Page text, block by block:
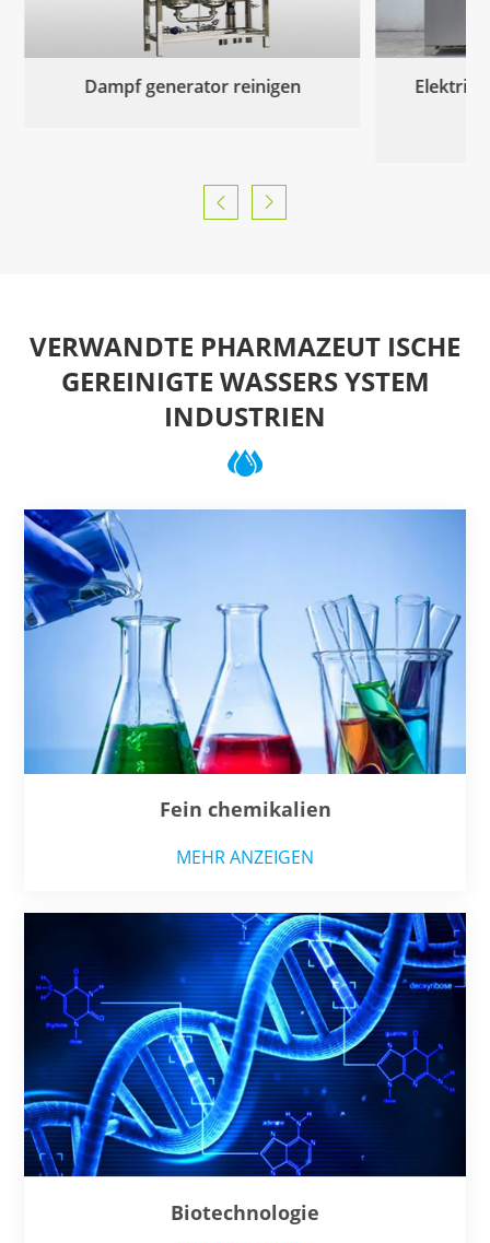
Elektrischer sauberer Dampfer
 
VERWANDTE PHARMAZEUT ISCHE
GEREINIGTE WASSERS YSTEM
INDUSTRIEN
Fein chemikalien
MEHR ANZEIGEN
Biotechnologie